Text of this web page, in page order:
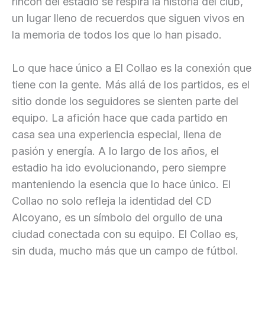
un lugar lleno de recuerdos que siguen vivos en
la memoria de todos los que lo han pisado.
Lo que hace único a El Collao es la conexión que
tiene con la gente. Más allá de los partidos, es el
sitio donde los seguidores se sienten parte del
equipo. La afición hace que cada partido en
casa sea una experiencia especial, llena de
pasión y energía. A lo largo de los años, el
estadio ha ido evolucionando, pero siempre
manteniendo la esencia que lo hace único. El
Collao no solo refleja la identidad del CD
Alcoyano, es un símbolo del orgullo de una
ciudad conectada con su equipo. El Collao es,
sin duda, mucho más que un campo de fútbol.